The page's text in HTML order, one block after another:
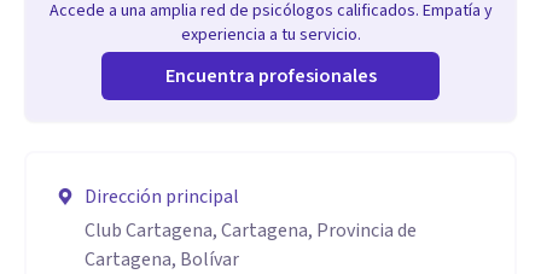
Accede a una amplia red de psicólogos calificados. Empatía y
experiencia a tu servicio.
Encuentra profesionales
Dirección principal
Club Cartagena, Cartagena, Provincia de
Cartagena, Bolívar